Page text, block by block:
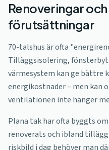
Renoveringar
förutsättningar
70-talshus är ofta
Tilläggsisolering,
värmesystem kan ge bättre
energikostnader – men kan
ventilationen inte hänger
Plana tak har ofta byggts
renoverats och ibland
riskbild i dag behöver man